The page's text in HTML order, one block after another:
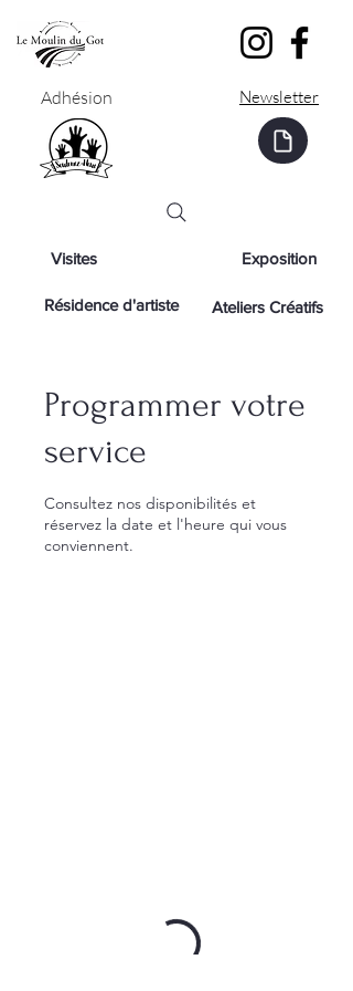
Adhésion Newsletter
Visites
Résidence d'artiste
Exposition
Ateliers Créatifs
Programmer votre
service
Consultez nos disponibilités et
réservez la date et l'heure qui vous
conviennent.